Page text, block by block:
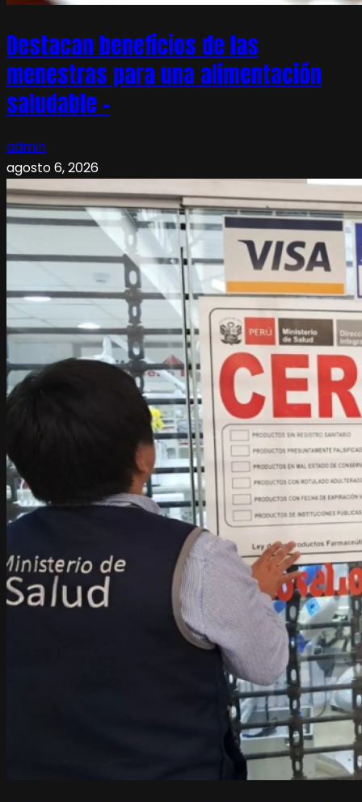
Destacan beneficios de las
menestras para una alimentación
saludable –
admin
agosto 6, 2026